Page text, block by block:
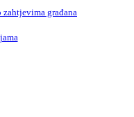
građana